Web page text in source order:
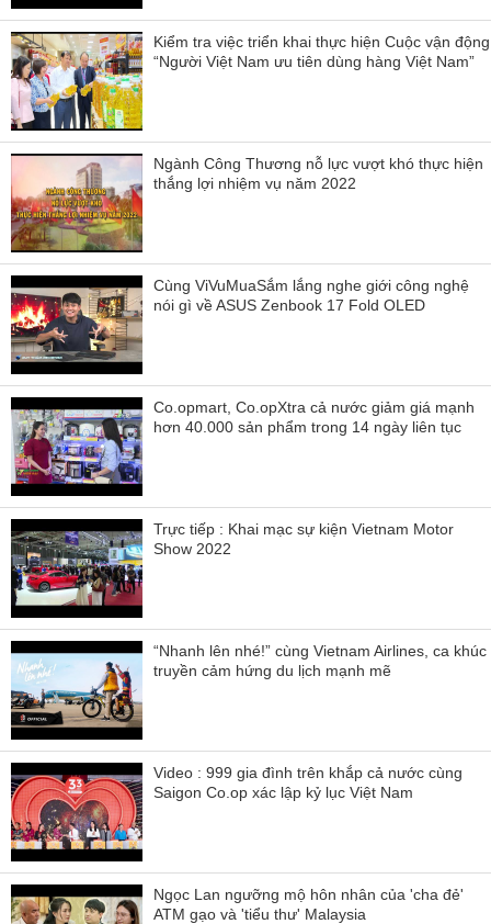
Kiểm tra việc triển khai thực hiện Cuộc vận động
“Người Việt Nam ưu tiên dùng hàng Việt Nam”
Ngành Công Thương nỗ lực vượt khó thực hiện
thắng lợi nhiệm vụ năm 2022
Cùng ViVuMuaSắm lắng nghe giới công nghệ
nói gì về ASUS Zenbook 17 Fold OLED
Co.opmart, Co.opXtra cả nước giảm giá mạnh
hơn 40.000 sản phẩm trong 14 ngày liên tục
Trực tiếp : Khai mạc sự kiện Vietnam Motor
Show 2022
“Nhanh lên nhé!” cùng Vietnam Airlines, ca khúc
truyền cảm hứng du lịch mạnh mẽ
Video : 999 gia đình trên khắp cả nước cùng
Saigon Co.op xác lập kỷ lục Việt Nam
Ngọc Lan ngưỡng mộ hôn nhân của 'cha đẻ'
ATM gạo và 'tiểu thư' Malaysia